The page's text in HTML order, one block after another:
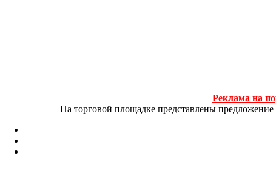
Реклама на
На торговой площадке представлены